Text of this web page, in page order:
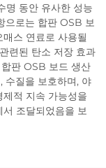
명 동안 유사한 성능
으로는 합판 OSB 보
스 연료로 사용될
련된 탄소 저장 효과
판 OSB 보드 생산
수질을 보호하며, 야
적 지속 가능성을
조달되었음을 보